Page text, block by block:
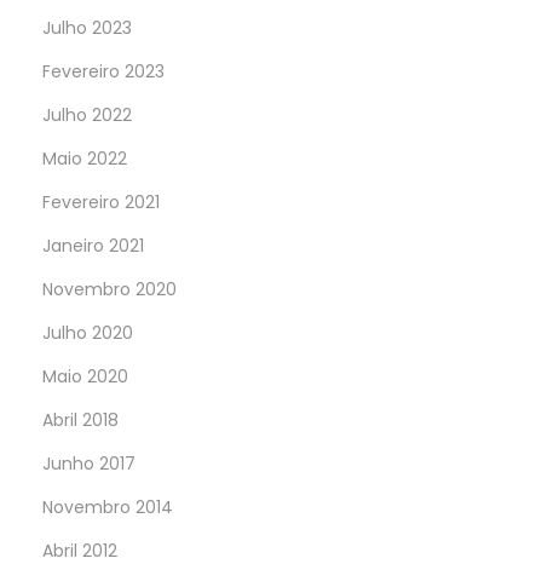
Julho 2023
Fevereiro 2023
Julho 2022
Maio 2022
Fevereiro 2021
Janeiro 2021
Novembro 2020
Julho 2020
Maio 2020
Abril 2018
Junho 2017
Novembro 2014
Abril 2012